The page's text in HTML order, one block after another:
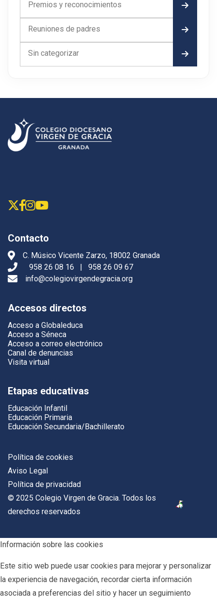
Premios y reconocimientos
Reuniones de padres
Sin categorizar
Contacto
C. Músico Vicente Zarzo, 18002 Granada
958 26 08 16
|
958 26 09 67
info@colegiovirgendegracia.org
Accesos directos
Acceso a Globaleduca
Acceso a Séneca
Acceso a correo electrónico
Canal de denuncias
Visita virtual
Etapas educativas
Educación Infantil
Educación Primaria
Educación Secundaria/Bachillerato
Política de cookies
Aviso Legal
Política de privacidad
© 2025 Colegio Virgen de Gracia. Todos los
derechos reservados
Información sobre las cookies
Este sitio web puede usar cookies para mejorar y personalizar
la experiencia de navegación, recordar cierta información
asociada a preferencias del sitio y hacer un seguimiento